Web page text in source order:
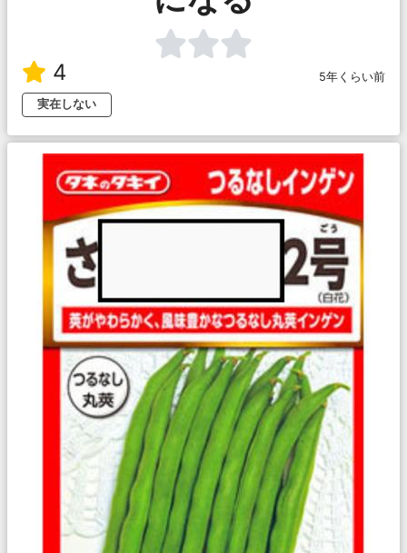
4
5年くらい前
実在しない